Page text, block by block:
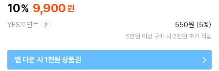
10 9,900
YES포인트 550원 (5%)
5만원 이상 구매 시 2천원 추가 적립
앱 다운 시 1천원 상품권